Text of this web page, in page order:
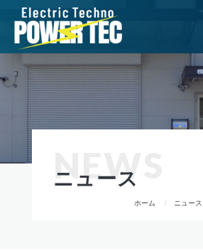
ニュース
NEWS
ホーム ニュース